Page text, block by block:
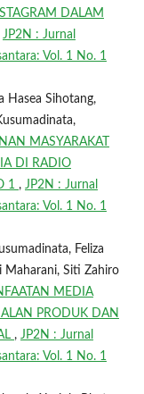
DALAM
JP2N : Jurnal
Vol. 1 No. 1
Hasea Sihotang,
MASYARAKAT
DI RADIO
1 , JP2N : Jurnal
Vol. 1 No. 1
Feliza
Maharani, Siti Zahiro
MEDIA
PRODUK DAN
, JP2N : Jurnal
Vol. 1 No. 1